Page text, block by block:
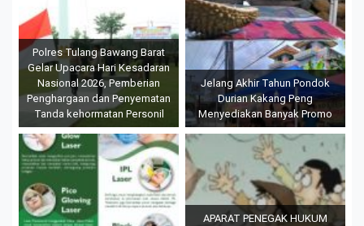
Polres Tulang Bawang Barat
Gelar Upacara Hari Kesadaran
Nasional 2026, Pemberian
Penghargaan dan Penyematan
Tanda kehormatan Personil
Jelang Akhir Tahun Pondok
Durian Kakang Peng
Menyediakan Banyak Promo
APARAT PENEGAK HUKUM